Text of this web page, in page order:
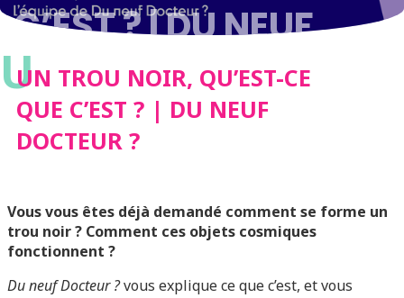
C’EST ? | DU NEUF
DOCTEUR ?
UUN TROU NOIR, QU’EST-CE
QUE C’EST ? | DU NEUF
DOCTEUR ?
Vous vous êtes déjà demandé comment se forme un
trou noir ? Comment ces objets cosmiques
fonctionnent ?
Du neuf Docteur ?vous explique ce que c’est, et vous